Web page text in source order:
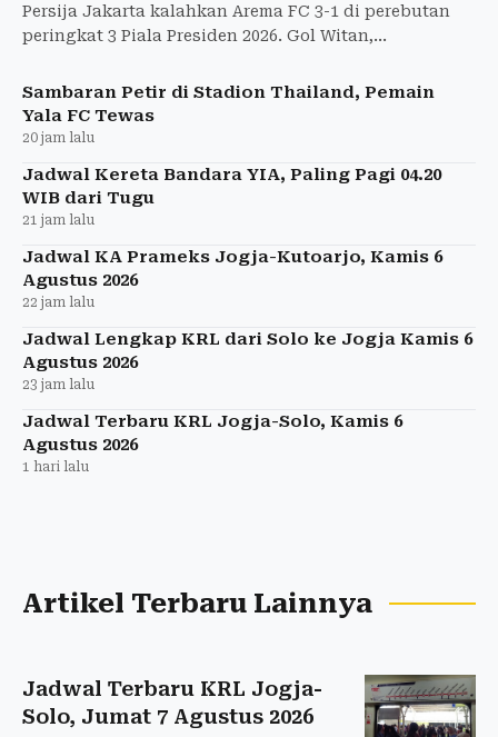
Persija Jakarta kalahkan Arema FC 3-1 di perebutan
peringkat 3 Piala Presiden 2026. Gol Witan,
menang.
Sambaran Petir di Stadion Thailand, Pemain
Yala FC Tewas
20 jam lalu
Jadwal Kereta Bandara YIA, Paling Pagi 04.20
WIB dari Tugu
21 jam lalu
Jadwal KA Prameks Jogja-Kutoarjo, Kamis 6
Agustus 2026
22 jam lalu
Jadwal Lengkap KRL dari Solo ke Jogja Kamis 6
Agustus 2026
23 jam lalu
Jadwal Terbaru KRL Jogja-Solo, Kamis 6
Agustus 2026
1 hari lalu
Artikel Terbaru Lainnya
Jadwal Terbaru KRL Jogja-
Solo, Jumat 7 Agustus 2026